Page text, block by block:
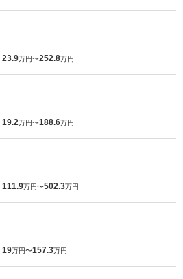
23.9万円〜252.8万円
19.2万円〜188.6万円
111.9万円〜502.3万円
19万円〜157.3万円